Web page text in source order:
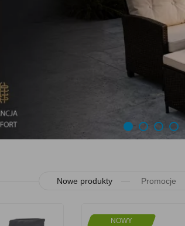
Nowe produkty Promocje
NOWY